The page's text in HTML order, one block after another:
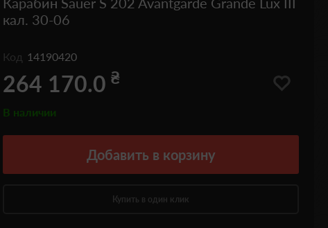
кал. 30-06
Код 14190420
264 170.0 ₴
В наличии
Добавить в корзину
Купить в один клик